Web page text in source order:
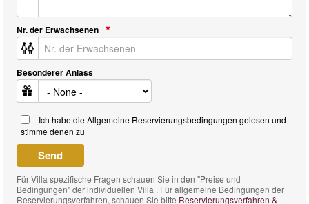
Nr. der Erwachsenen
Besonderer Anlass
Ich habe die Allgemeine Reservierungsbedingungen gelesen und
stimme denen zu
Für Villa spezifische Fragen schauen Sie in den "Preise und
Bedingungen" der individuellen Villa . Für allgemeine Bedingungen der
Reservierungsverfahren, schauen Sie bitte Reservierungsverfahren &